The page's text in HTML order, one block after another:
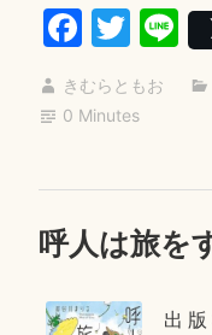
が
ぼ
く
と”
Fa
ce
bo
T
wi
tte
Li
きむらともお
0 Minutes
呼人は旅を
出